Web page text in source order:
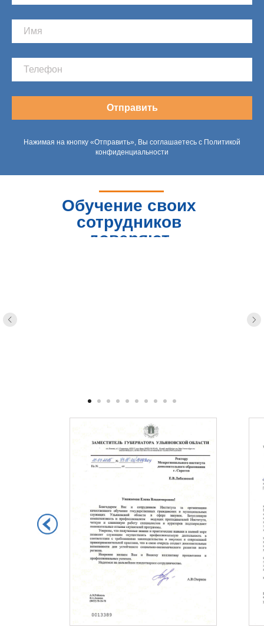
Отправить
Нажимая на кнопку «Отправить», Вы соглашаетесь с Политикой
конфиденциальности
Обучение своих
сотрудников
доверяют